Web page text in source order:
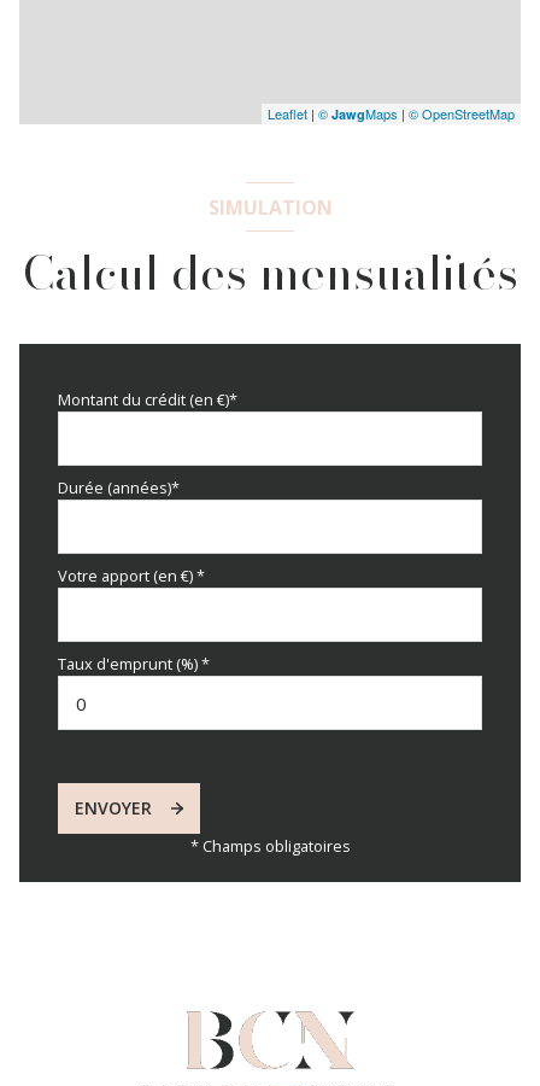
Leaflet | © JawgMaps | © OpenStreetMap
SIMULATION
Calcul des mensualités
Montant du crédit (en €)*
Durée (années)*
Votre apport (en €) *
Taux d'emprunt (%) *
ENVOYER
* Champs obligatoires